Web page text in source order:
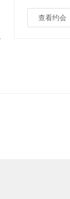
查看约会